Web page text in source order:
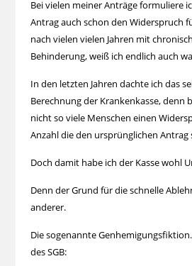
Bei vielen meiner Anträge formuliere
Antrag auch schon den Widerspruch
nach vielen vielen Jahren mit
Behinderung, weiß ich endlich auch
In den letzten Jahren dachte ich das
Berechnung der Krankenkasse, denn
nicht so viele Menschen einen
Anzahl die den ursprünglichen Antrag
Doch damit habe ich der Kasse wohl
Denn der Grund für die schnelle
anderer.
Die sogenannte
des SGB: